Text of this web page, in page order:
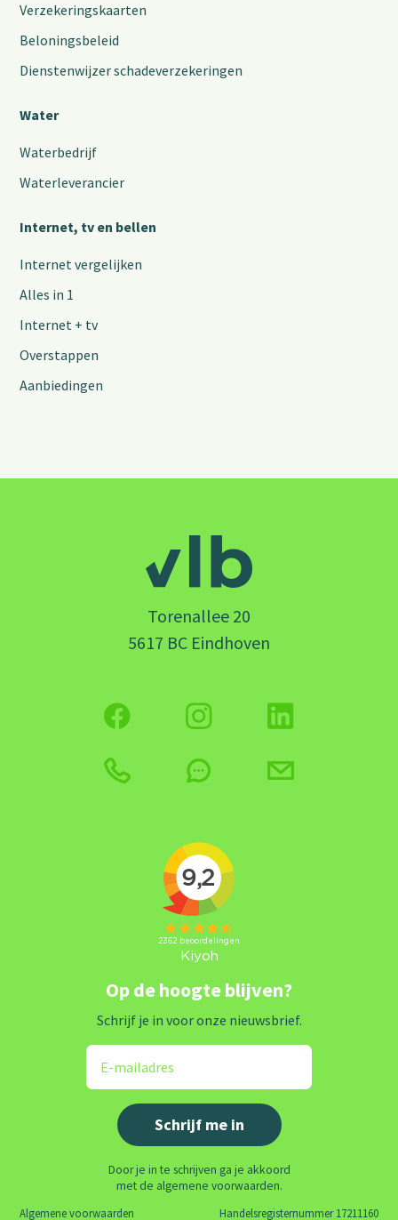
Verzekeringskaarten
Beloningsbeleid
Dienstenwijzer schadeverzekeringen
Water
Waterbedrijf
Waterleverancier
Internet, tv en bellen
Internet vergelijken
Alles in 1
Internet + tv
Overstappen
Aanbiedingen
Torenallee 20
5617 BC Eindhoven
Op de hoogte blijven?
Schrijf je in voor onze nieuwsbrief.
Door je in te schrijven ga je akkoord
met de algemene voorwaarden.
Algemene voorwaarden
Handelsregisternummer 17211160